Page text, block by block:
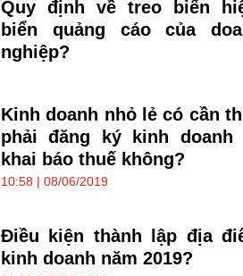
Quy định về treo biển
biển quảng cáo của
nghiệp?
Kinh doanh nhỏ lẻ có cần
phải đăng ký kinh doanh
khai báo thuế không?
10:58 | 08/06/2019
Điều kiện thành lập địa
kinh doanh năm 2019?